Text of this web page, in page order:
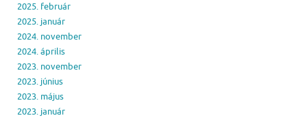
2025. február
2025. január
2024. november
2024. április
2023. november
2023. június
2023. május
2023. január